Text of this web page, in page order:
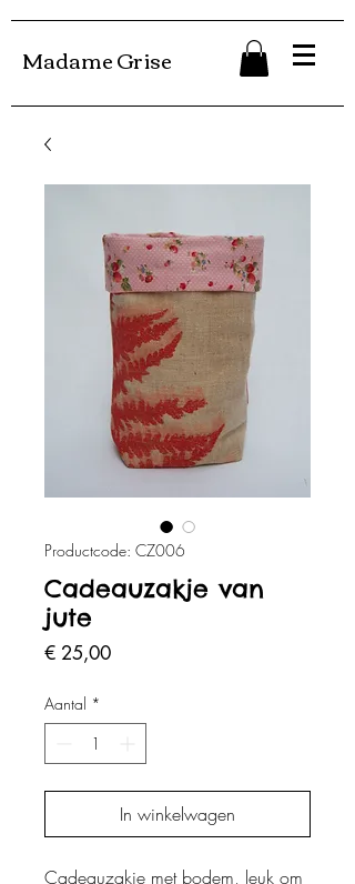
Madame Grise
Productcode: CZ006
Cadeauzakje van
jute
€ 25,00Prijs
Aantal *
In winkelwagen
Cadeauzakje met bodem, leuk om